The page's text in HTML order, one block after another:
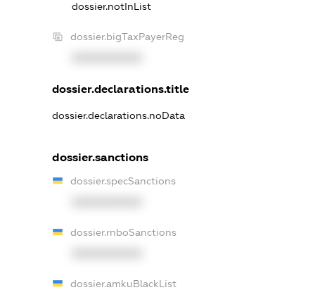
dossier.notInList
dossier.bigTaxPayerReg
dossier.declarations.title
dossier.declarations.noData
dossier.sanctions
dossier.specSanctions
dossier.rnboSanctions
dossier.amkuBlackList